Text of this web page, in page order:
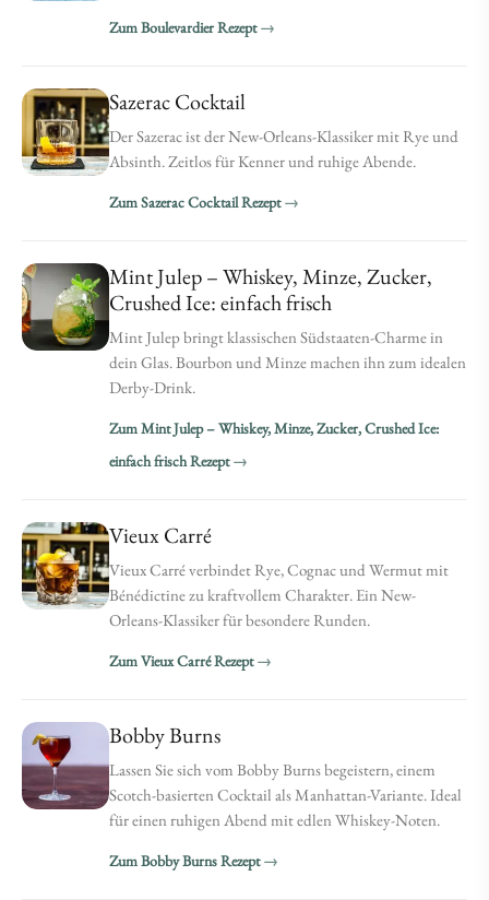
Zum Boulevardier Rezept
Sazerac Cocktail
Der Sazerac ist der New-Orleans-Klassiker mit Rye und
Absinth. Zeitlos für Kenner und ruhige Abende.
Zum Sazerac Cocktail Rezept
Mint Julep – Whiskey, Minze, Zucker,
Crushed Ice: einfach frisch
Mint Julep bringt klassischen Südstaaten-Charme in
dein Glas. Bourbon und Minze machen ihn zum idealen
Derby-Drink.
Zum Mint Julep – Whiskey, Minze, Zucker, Crushed Ice:
einfach frisch Rezept
Vieux Carré
Vieux Carré verbindet Rye, Cognac und Wermut mit
Bénédictine zu kraftvollem Charakter. Ein New-
Orleans-Klassiker für besondere Runden.
Zum Vieux Carré Rezept
Bobby Burns
Lassen Sie sich vom Bobby Burns begeistern, einem
Scotch-basierten Cocktail als Manhattan-Variante. Ideal
für einen ruhigen Abend mit edlen Whiskey-Noten.
Zum Bobby Burns Rezept